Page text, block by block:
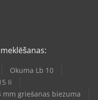
Okuma Lb 10
Ii
mm griešanas biezuma